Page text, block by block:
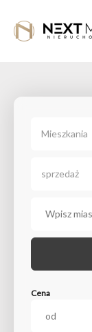
Mieszkania
sprzedaż
Cena